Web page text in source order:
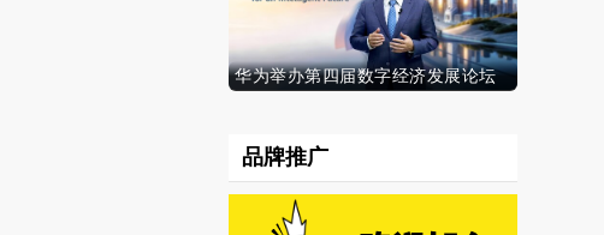
华为举办第四届数字经济发展论坛
品牌推广